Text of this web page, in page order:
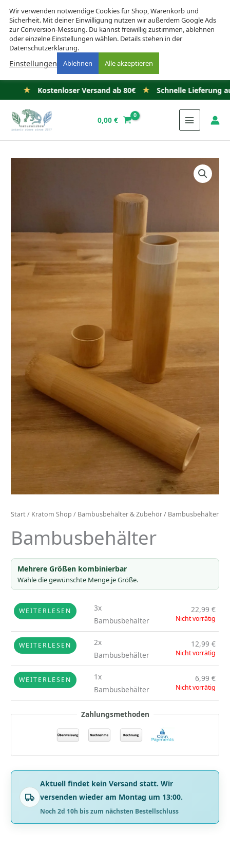
Versand ab 80€ ★ Schnelle Lieferung aus
Inhalt
springen
0,00 €
Start/ Kratom Shop / Bambusbehälter & Zubehör/ Bambusbehälter
Bambusbehälter
Mehrere Größen kombinierbar
Wähle die gewünschte Menge je Größe.
WEITERLESEN
3x
Bambusbehälter
22,99€
Nicht vorrätig
WEITERLESEN
2x
Bambusbehälter
12,99€
Nicht vorrätig
WEITERLESEN
1x
Bambusbehälter
6,99€
Nicht vorrätig
Zahlungsmethoden
Aktuell findet kein Versand statt. Wir
versenden wieder am Montag um 13:00.
Noch 2d 10h bis zum nächsten Bestellschluss
Wir verwenden notwendige Cookies für Shop, Warenkorb und
Sicherheit. Mit deiner Einwilligung nutzen wir außerdem Google Ads
zur Conversion-Messung. Du kannst freiwillig zustimmen, ablehnen
oder einzelne Einstellungen wählen. Details stehen in der
Datenschutzerklärung.
Einstellungen Ablehnen Alle akzeptieren